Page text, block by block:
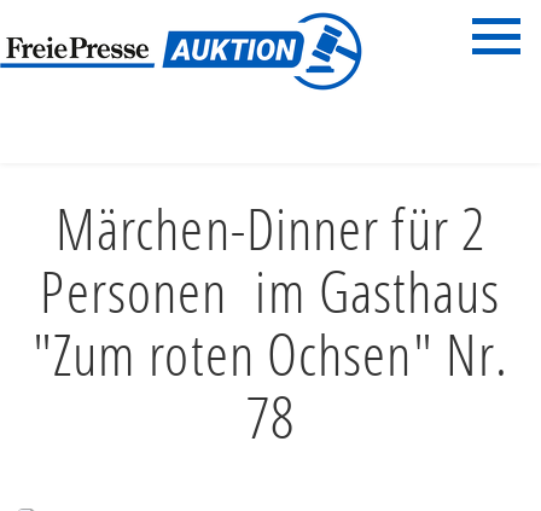
Menü
Märchen-Dinner für 2
Personen im Gasthaus
"Zum roten Ochsen" Nr.
78